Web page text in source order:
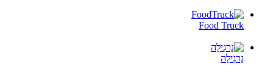
Food Truck
נַרגִילָה